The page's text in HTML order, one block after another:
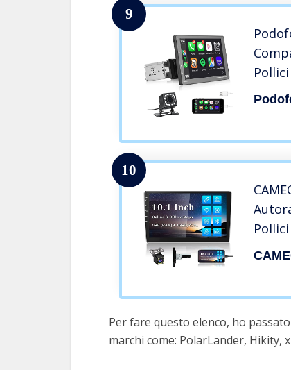
9
10
Per fare questo elenco, ho
marchi come: PolarLander, Hikity,